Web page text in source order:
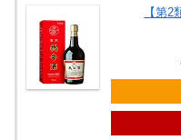
【第